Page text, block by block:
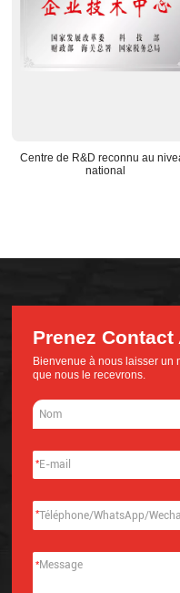
Centre de R&D reconnu au
national
Prenez Contact
Bienvenue à nous laisser un
que nous le recevrons.
*
*
*